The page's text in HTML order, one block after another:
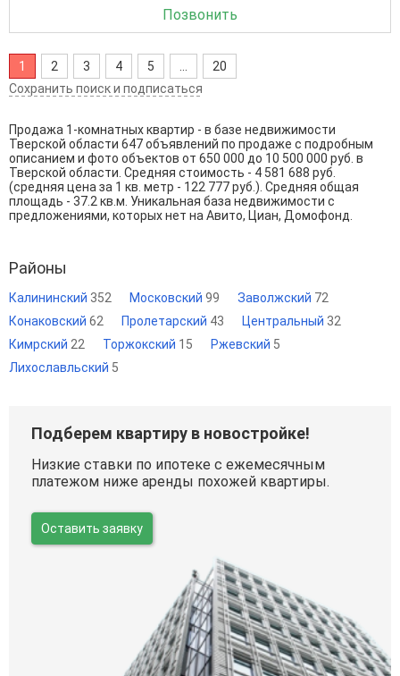
Позвонить
1 2 3 4 5
20
Сохранить поиск и подписаться
Продажа 1-комнатных квартир - в базе недвижимости
Тверской области 647 объявлений по продаже с подробным
описанием и фото объектов от 650 000 до 10 500 000 руб. в
Тверской области. Средняя стоимость - 4 581 688 руб.
(средняя цена за 1 кв. метр - 122 777 руб.). Средняя общая
площадь - 37.2 кв.м. Уникальная база недвижимости с
предложениями, которых нет на Авито, Циан, Домофонд.
Районы
Калининский 352 Московский 99 Заволжский 72
Конаковский 62 Пролетарский 43 Центральный 32
Кимрский 22 Торжокский 15 Ржевский 5
Лихославльский 5
Подберем квартиру в новостройке!
Низкие ставки по ипотеке с ежемесячным
платежом ниже аренды похожей квартиры.
Оставить заявку